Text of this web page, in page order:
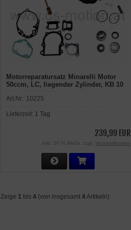
Motorreparatursatz Minarelli Motor
50ccm, LC, liegender Zylinder, KB 10
Malaguti LC, MBK Nitro LC, Yamaha
Art.Nr.: 10225
Lieferzeit: 1 Tag
239,99 EUR
inkl. 20 % MwSt. zzgl. Versandkosten
Zeige 1 bis 4 (von insgesamt 4Artikeln)